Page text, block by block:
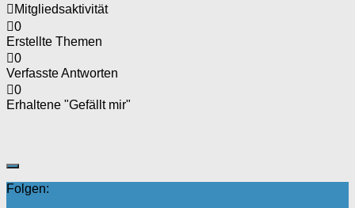
Mitgliedsaktivität
0
Erstellte Themen
0
Verfasste Antworten
0
Erhaltene "Gefällt mir"
Folgen: